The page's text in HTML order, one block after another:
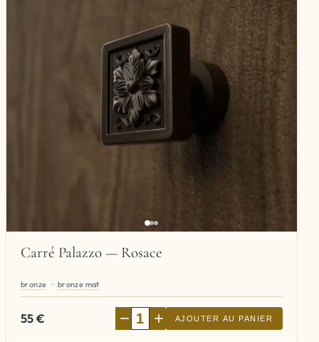
Carré Palazzo — Rosace
bronze bronze mat
55€ − + AJOUTER AU PANIER